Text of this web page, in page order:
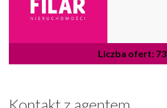
Liczba ofert: 73
Kontakt z agentem